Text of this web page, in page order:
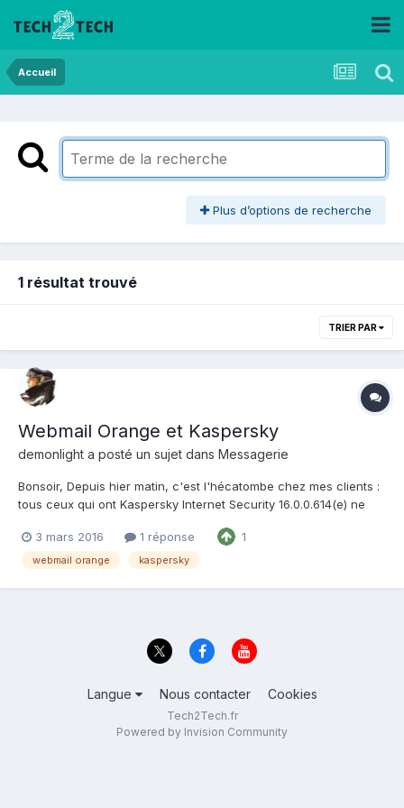
Accueil
Plus d’options de recherche
1 résultat trouvé
TRIER PAR
Webmail Orange et Kaspersky
demonlight a posté un sujet dans Messagerie
Bonsoir, Depuis hier matin, c'est l'hécatombe chez mes clients :
tous ceux qui ont Kaspersky Internet Security 16.0.0.614(e) ne
c'est Orange ou Kaspersky qui pose problème mais les deux
travaillent actuellement à une solution (d...
3 mars 2016 1 réponse 1
webmail orange kaspersky
Langue Nous contacter Cookies
Tech2Tech.fr
Powered by Invision Community